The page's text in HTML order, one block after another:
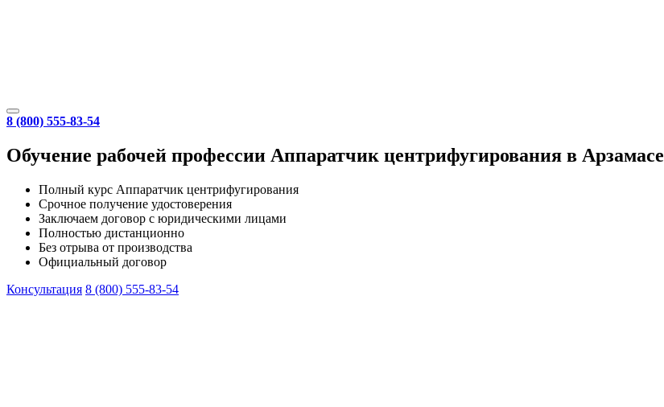
8 (800) 555-83-54
Обучение рабочей профессии Аппаратчик центрифугирования в Арзамасе
Полный курс Аппаратчик центрифугирования
Срочное получение удостоверения
Заключаем договор с юридическими лицами
Полностью дистанционно
Без отрыва от производства
Официальный договор
Консультация 8 (800) 555-83-54